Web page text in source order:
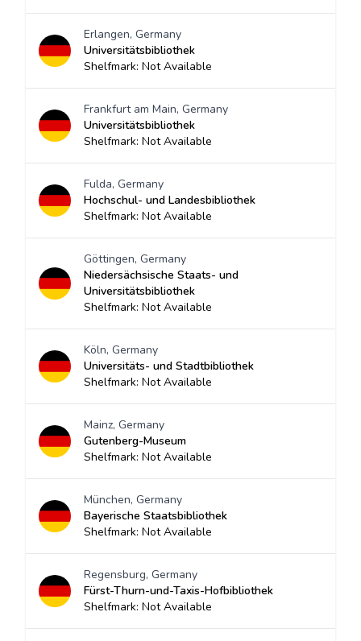
Erlangen, Germany
Universitätsbibliothek
Shelfmark: Not Available
Frankfurt am Main, Germany
Universitätsbibliothek
Shelfmark: Not Available
Fulda, Germany
Hochschul- und Landesbibliothek
Shelfmark: Not Available
Göttingen, Germany
Niedersächsische Staats- und
Universitätsbibliothek
Shelfmark: Not Available
Köln, Germany
Universitäts- und Stadtbibliothek
Shelfmark: Not Available
Mainz, Germany
Gutenberg-Museum
Shelfmark: Not Available
München, Germany
Bayerische Staatsbibliothek
Shelfmark: Not Available
Regensburg, Germany
Fürst-Thurn-und-Taxis-Hofbibliothek
Shelfmark: Not Available